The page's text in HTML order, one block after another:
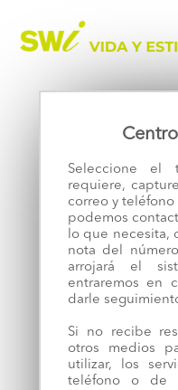
Seleccione el
requiere,
correo y
podemos
lo que necesita,
nota del
arrojará el
entraremos en
darle
Si no recibe
otros medios
utilizar, los
teléfono o de